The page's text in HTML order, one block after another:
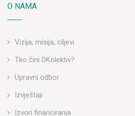
O NAMA
Vizija, misija, ciljevi
Tko čini DKolektiv?
Upravni odbor
Izvještaji
Izvori financiranja